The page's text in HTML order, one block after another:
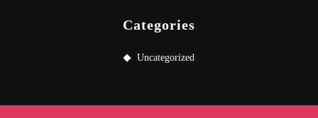
Categories
Uncategorized